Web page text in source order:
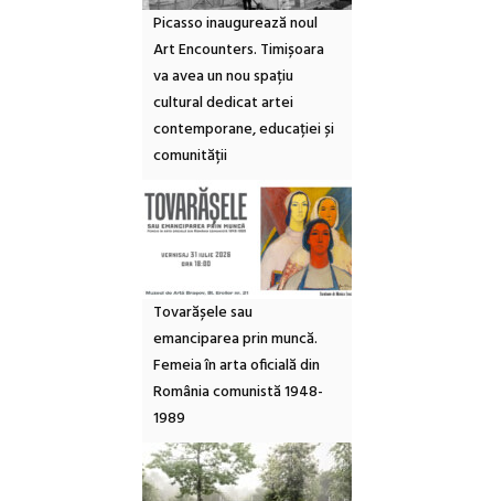
Picasso inaugurează noul
Art Encounters. Timișoara
va avea un nou spațiu
cultural dedicat artei
contemporane, educației și
comunității
Tovarășele sau
emanciparea prin muncă.
Femeia în arta oficială din
România comunistă 1948-
1989